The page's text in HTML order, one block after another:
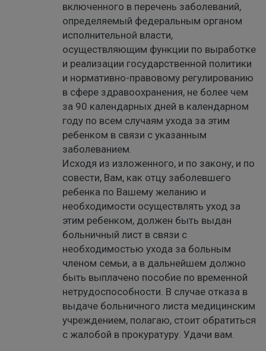
включенного в перечень заболеваний,
определяемый федеральным органом
исполнительной власти,
осуществляющим функции по выработке
и реализации государственной политики
и нормативно-правовому регулированию
в сфере здравоохранения, не более чем
за 90 календарных дней в календарном
году по всем случаям ухода за этим
ребенком в связи с указанным
заболеванием.
Исходя из изложенного, и по закону, и по
совести, Вам, как отцу заболевшего
ребенка по Вашему желанию и
необходимости осуществлять уход за
этим ребенком, должен быть выдан
больничный лист в связи с
необходимостью ухода за больным
членом семьи, а в дальнейшем должно
быть выплачено пособие по временной
нетрудоспособности. В случае отказа в
выдаче больничного листа медицинским
учреждением, полагаю, стоит обратиться
с жалобой в прокуратуру. Удачи вам.